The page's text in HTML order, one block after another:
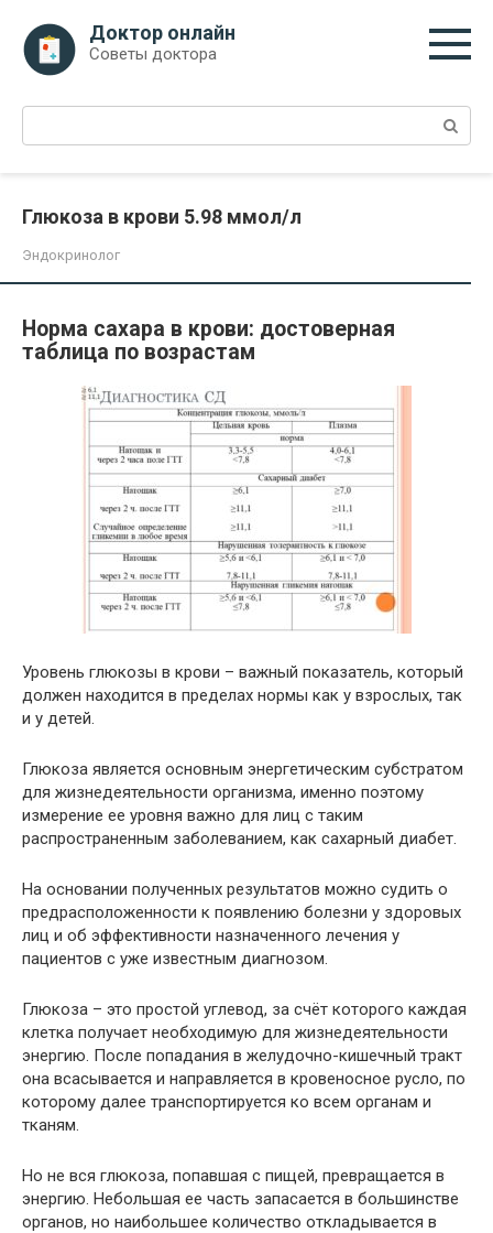
контенту
Доктор онлайн
Советы доктора
Поиск:
Глюкоза в крови 5.98 ммол/л
Эндокринолог
Норма сахара в крови: достоверная
таблица по возрастам
Уровень глюкозы в крови – важный показатель, который
должен находится в пределах нормы как у взрослых, так
и у детей.
Глюкоза является основным энергетическим субстратом
для жизнедеятельности организма, именно поэтому
измерение ее уровня важно для лиц с таким
распространенным заболеванием, как сахарный диабет.
На основании полученных результатов можно судить о
предрасположенности к появлению болезни у здоровых
лиц и об эффективности назначенного лечения у
пациентов с уже известным диагнозом.
Глюкоза – это простой углевод, за счёт которого каждая
клетка получает необходимую для жизнедеятельности
энергию. После попадания в желудочно-кишечный тракт
она всасывается и направляется в кровеносное русло, по
которому далее транспортируется ко всем органам и
тканям.
Но не вся глюкоза, попавшая с пищей, превращается в
энергию. Небольшая ее часть запасается в большинстве
органов, но наибольшее количество откладывается в